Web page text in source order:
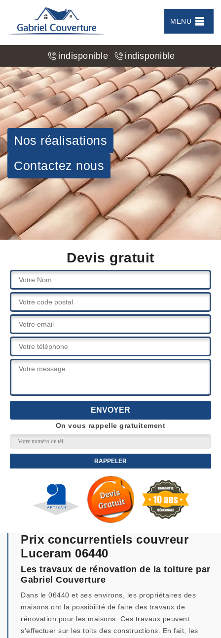
MENU
indisponible indisponible
Nos réalisations
Contactez nous
Devis gratuit
On vous rappelle gratuitement
Prix concurrentiels couvreur
Luceram 06440
Les travaux de rénovation de la toiture par
Gabriel Couverture
Dans le 06440 et ses environs, les propriétaires des
maisons ont la possibilité de faire des travaux de
rénovation pour les maisons. Ces travaux peuvent
s'effectuer sur les toits des constructions. En fait, les